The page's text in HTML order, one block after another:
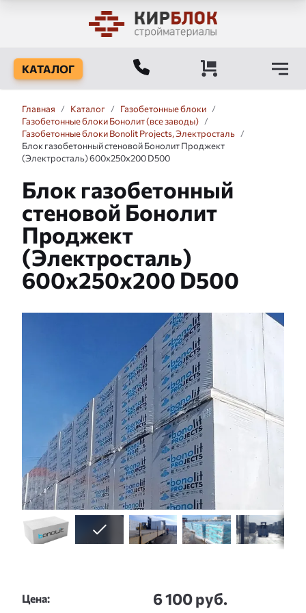
КАТАЛОГ
Главная / Каталог / Газобетонные блоки /
Газобетонные блоки Бонолит (все заводы) /
Газобетонные блоки Bonolit Projects, Электросталь /
Блок газобетонный стеновой Бонолит Проджект
(Электросталь) 600x250x200 D500
Блок газобетонный
стеновой Бонолит
Проджект
(Электросталь)
600x250x200 D500
Цена: 6 100 руб.